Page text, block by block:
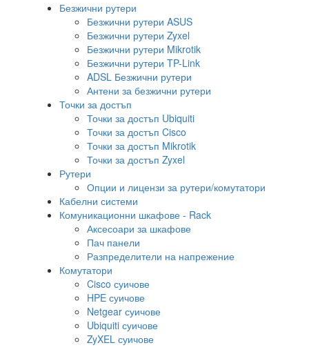
Безжични рутери
Безжични рутери ASUS
Безжични рутери Zyxel
Безжични рутери Mikrotik
Безжични рутери TP-Link
ADSL Безжични рутери
Антени за безжични рутери
Точки за достъп
Точки за достъп Ubiquiti
Точки за достъп Cisco
Точки за достъп Mikrotik
Точки за достъп Zyxel
Рутери
Опции и лицензи за рутери/комутатори
Кабелни системи
Комуникационни шкафове - Rack
Аксесоари за шкафове
Пач панели
Разпределители на напрежение
Комутатори
Cisco суичове
HPE суичове
Netgear суичове
Ubiquiti суичове
ZyXEL суичове